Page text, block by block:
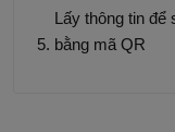
Lấy thông tin để
bằng mã QR